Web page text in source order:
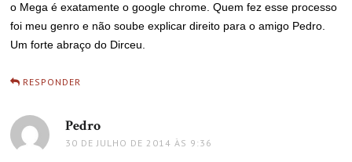
o Mega é exatamente o google chrome. Quem fez esse processo
foi meu genro e não soube explicar direito para o amigo Pedro.
Um forte abraço do Dirceu.
RESPONDER
Pedro
30 DE JULHO DE 2014 ÀS 9:36